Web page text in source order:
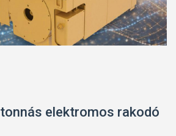
elektromos rakodó